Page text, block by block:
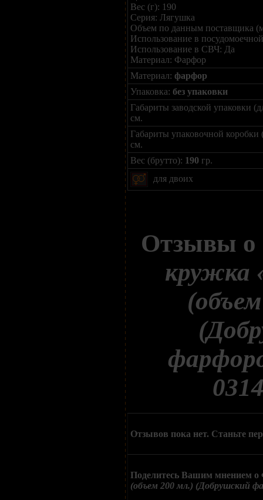
Вес (г): 190
Серия: Лягушка
Объем по данным поставщика
Использование в
Использование в СВЧ: Да
Материал: Фарфор
Материал: фарфор
Упаковка: без упаковки
Габариты заводской упаковки
см.
Габариты упаковочной
см.
Вес (брутто): 190 гр.
для двоих
Отзывы о
кружка
Отзывов пока нет. Станьте
Поделитесь Вашим мнением о
(объем 200 мл.) (Добрушский